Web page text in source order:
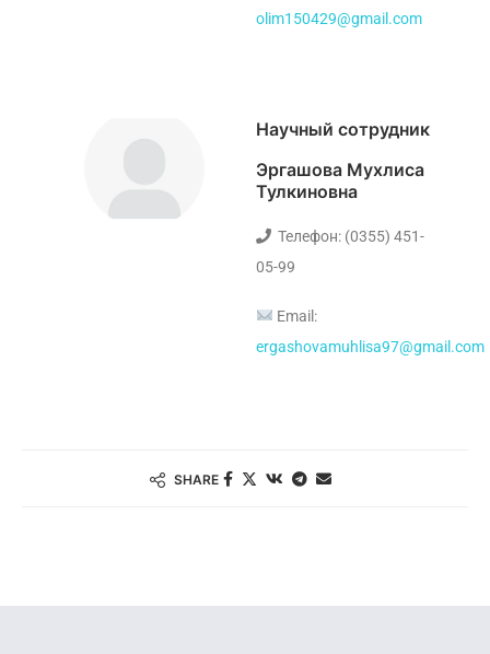
olim150429@gmail.com
Научный сотрудник
Эргашова Мухлиса
Тулкиновна
Телефон: (0355) 451-
05-99
Email:
ergashovamuhlisa97@gmail.com
SHARE